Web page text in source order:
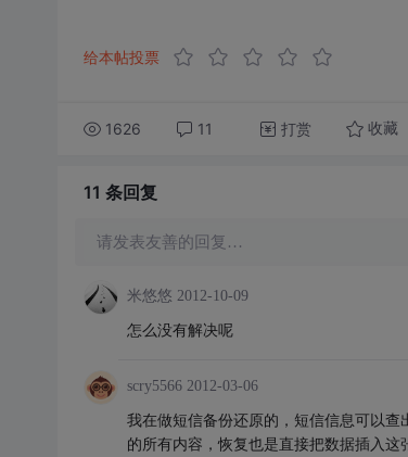
给本帖投票
1626 11 打赏 收藏
11 条回复
请发表友善的回复…
米悠悠 2012-10-09
怎么没有解决呢
scry5566 2012-03-06
我在做短信备份还原的，短信信息可以
的所有内容，恢复也是直接把数据插入这